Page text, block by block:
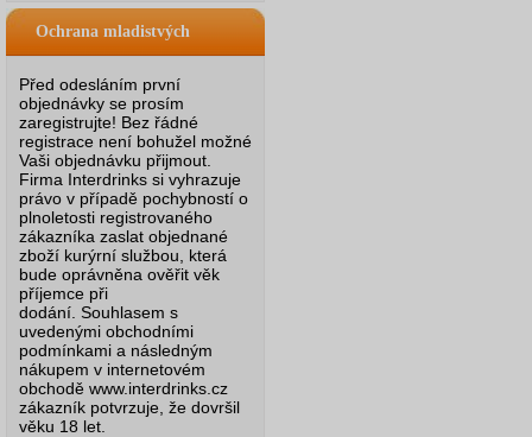
Ochrana mladistvých
Před odesláním první
objednávky se prosím
zaregistrujte! Bez řádné
registrace není bohužel možné
Vaši objednávku přijmout.
Firma Interdrinks si vyhrazuje
právo v případě pochybností o
plnoletosti registrovaného
zákazníka zaslat objednané
zboží kurýrní službou, která
bude oprávněna ověřit věk
příjemce při
dodání. Souhlasem s
uvedenými obchodními
podmínkami a následným
nákupem v internetovém
obchodě www.interdrinks.cz
zákazník potvrzuje, že dovršil
věku 18 let.